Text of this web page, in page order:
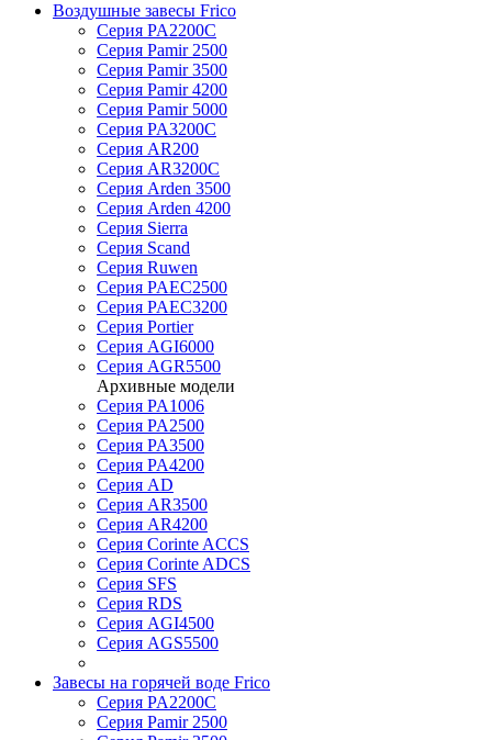
Воздушные завесы Frico
Серия PA2200C
Серия Pamir 2500
Серия Pamir 3500
Серия Pamir 4200
Серия Pamir 5000
Серия PA3200C
Серия AR200
Серия AR3200C
Серия Arden 3500
Серия Arden 4200
Серия Sierra
Серия Scand
Серия Ruwen
Серия PAEC2500
Серия PAEC3200
Серия Portier
Серия AGI6000
Серия AGR5500
Архивные модели
Серия PA1006
Серия PA2500
Серия PA3500
Серия PA4200
Серия AD
Серия AR3500
Серия AR4200
Серия Corinte ACCS
Серия Corinte ADCS
Серия SFS
Серия RDS
Серия AGI4500
Серия AGS5500
Завесы на горячей воде Frico
Серия PA2200C
Серия Pamir 2500